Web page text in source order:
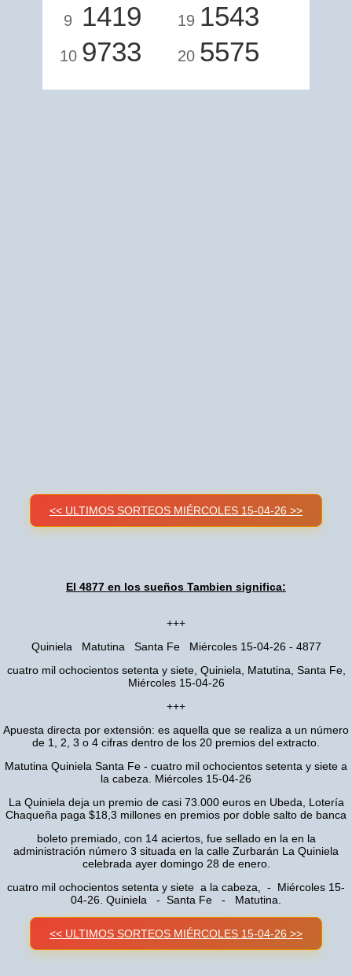
9 1419
10 9733
19 1543
20 5575
<< ULTIMOS SORTEOS MIÉRCOLES 15-04-26 >>
El 4877 en los sueños Tambien significa:
+++
Quiniela Matutina Santa Fe Miércoles 15-04-26 - 4877
cuatro mil ochocientos setenta y siete, Quiniela, Matutina, Santa Fe,
Miércoles 15-04-26
+++
Apuesta directa por extensión: es aquella que se realiza a un número
de 1, 2, 3 o 4 cifras dentro de los 20 premios del extracto.
Matutina Quiniela Santa Fe - cuatro mil ochocientos setenta y siete a
la cabeza. Miércoles 15-04-26
La Quiniela deja un premio de casi 73.000 euros en Ubeda, Lotería
Chaqueña paga $18,3 millones en premios por doble salto de banca
boleto premiado, con 14 aciertos, fue sellado en la en la
administración número 3 situada en la calle Zurbarán La Quiniela
celebrada ayer domingo 28 de enero.
cuatro mil ochocientos setenta y siete a la cabeza, - Miércoles 15-
04-26. Quiniela - Santa Fe - Matutina.
<< ULTIMOS SORTEOS MIÉRCOLES 15-04-26 >>